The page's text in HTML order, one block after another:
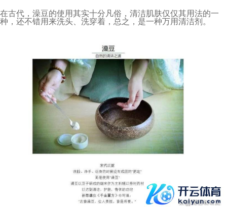
在古代，澡豆的使用其实十分凡俗，清洁肌肤仅仅其用法的一
种，还不错用来洗头、洗穿着，总之，是一种万用清洁剂。